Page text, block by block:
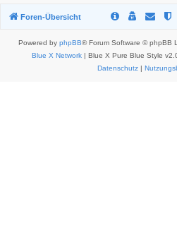
Foren-Übersicht
Powered by phpBB® Forum Software © phpBB
Blue X Network| Blue X Pure Blue Style
Datenschutz|